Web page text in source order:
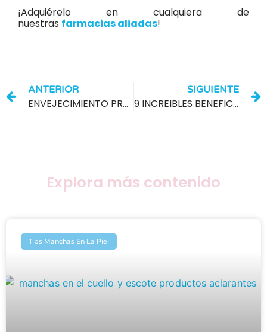
¡Adquiérelo en cualquiera de
nuestras farmacias aliadas!
ANTERIOR
ENVEJECIMIENTO PREMATURO DE LA PIEL: FACTORES QUE LO CAUSAN
SIGUIENTE
9 INCREIBLES BENEFICIOS DE LA VITAMINA C PARA NUESTRA PIEL
Explora más contenido
Tips Manchas En La Piel